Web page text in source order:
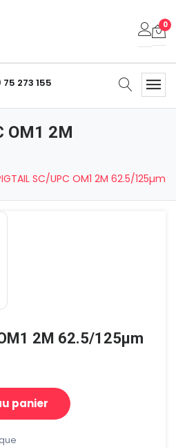
0
est vide.
0.000DT
Panier
75 273 155
OM1 2M
SC/UPC OM1 2M 62.5/125µm
2M 62.5/125µm
panier